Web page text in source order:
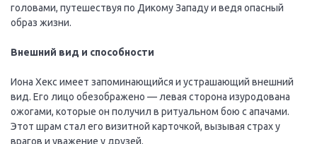
головами, путешествуя по Дикому Западу и ведя опасный
образ жизни.
Внешний вид и способности
Иона Хекс имеет запоминающийся и устрашающий внешний
вид. Его лицо обезображено — левая сторона изуродована
ожогами, которые он получил в ритуальном бою с апачами.
Этот шрам стал его визитной карточкой, вызывая страх у
врагов и уважение у друзей.